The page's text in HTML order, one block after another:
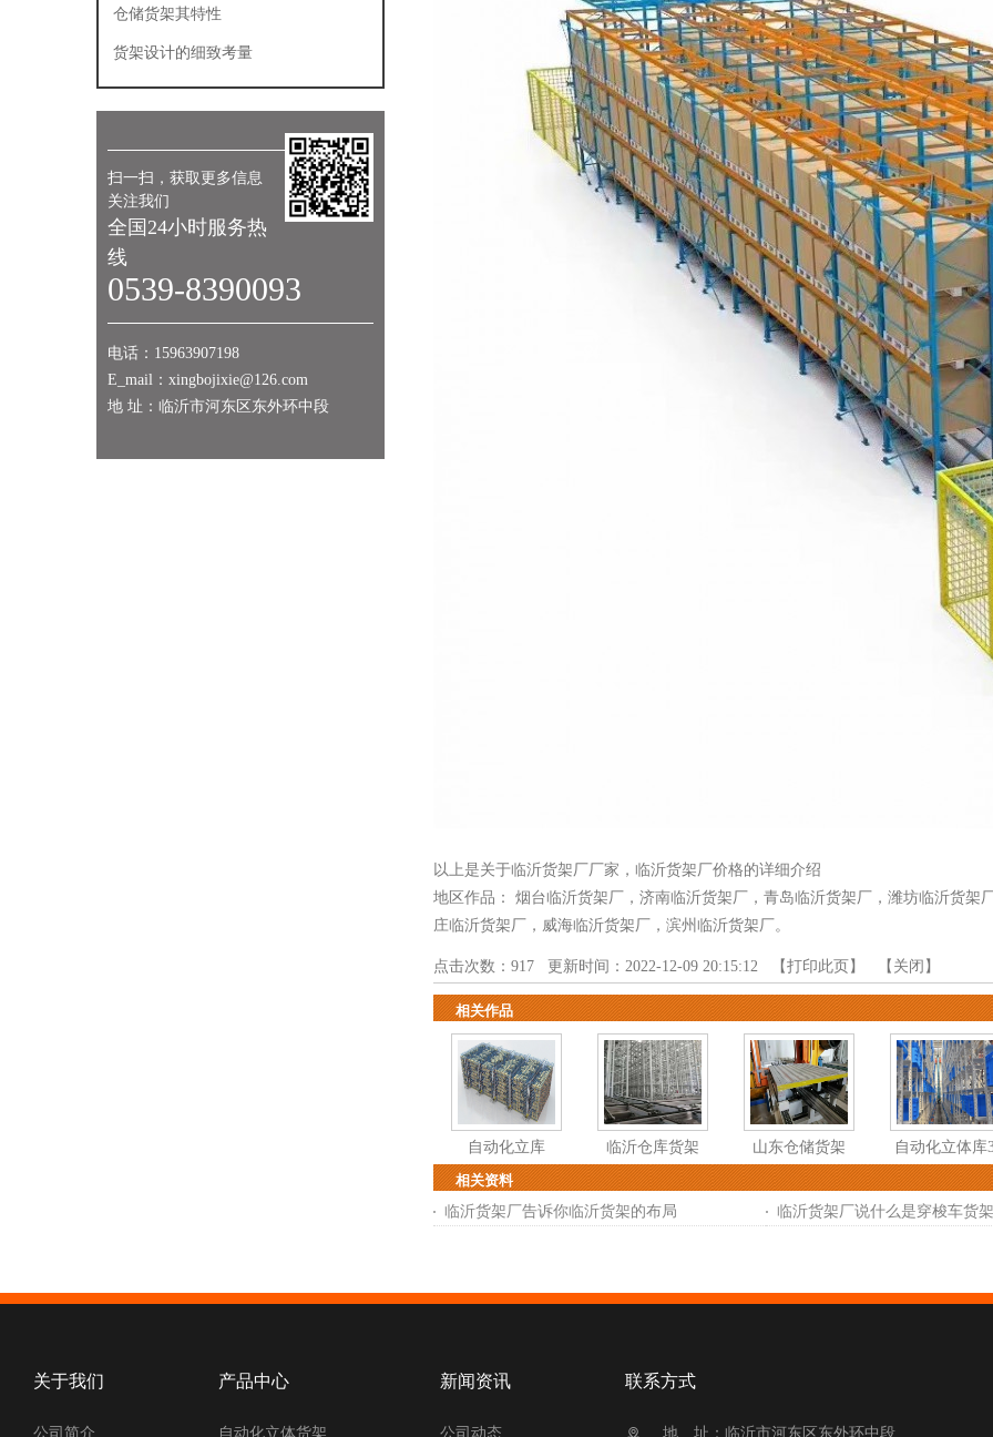
仓储货架其特性
货架设计的细致考量
扫一扫，获取更多信息
关注我们
全国24小时服务热
线
0539-8390093
电话：15963907198
E_mail：xingbojixie@126.com
地 址：临沂市河东区东外环中段
以上是关于临沂货架厂厂家，临沂货架厂价格的详细介绍
地区作品： 烟台临沂货架厂 ， 济南临沂货架厂 ， 青岛临沂货架厂 ， 潍坊临沂货架
庄临沂货架厂 ， 威海临沂货架厂 ， 滨州临沂货架厂 。
点击次数： 917更新时间：2022-12-09 20:15:12 【 打印此页 】 【 关闭 】
相关作品
自动化立库 临沂仓库货架 山东仓储货架 自动化立体库
相关资料
临沂货架厂告诉你临沂货架的布局
临沂货架厂说什么是穿梭车货架
关于我们
公司简介
产品中心
自动化立体货架
新闻资讯
公司动态
联系方式
地 址：临沂市河东区东外环中段